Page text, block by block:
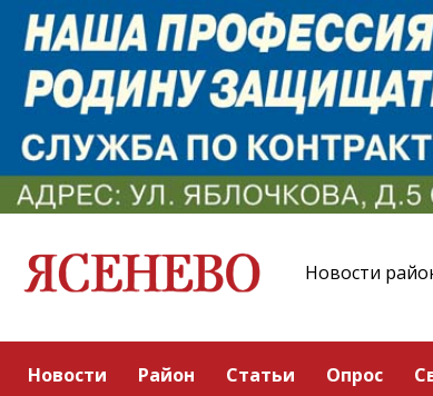
Новости
Новости Район Статьи Опрос